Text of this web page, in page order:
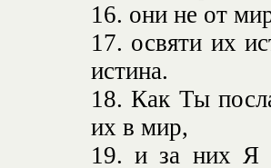
16. они не от
17. освяти их
истина.
18. Как Ты
их в мир,
19. и за них Я